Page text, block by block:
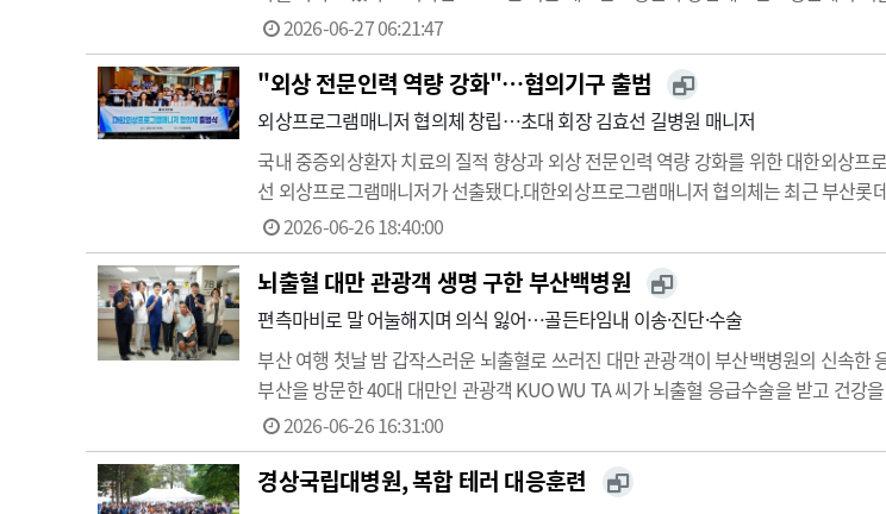
26일 밝혔다.단순 도입을 넘어 실제
속도를 낸다는 설명이…
2026-06-27 06:21:47
"외상 전문인력 역량 강화"…협의기구 출범
외상프로그램매니저 협의체 창립…초대 회장 김효선 길병원 매니저
국내 중증외상환자 치료의 질적 향상과 외상 전문인력 역량 강화를 위한 대한외상
선 외상프로그램매니저가 선출됐다.대한외상프로그램매니저 협의체는 최근 부산
한 가운데 창립 출범식을 개최했다.외상프로그램매니저와 외상코디네이터는 외상
인력 교육 및 행정 전반을 총괄하는 업무를 담당한다.미국 등 외상 선…
2026-06-26 18:40:00
뇌출혈 대만 관광객 생명 구한 부산백병원
편측마비로 말 어눌해지며 의식 잃어…골든타임내 이송·진단·수술
부산 여행 첫날 밤 갑작스러운 뇌출혈로 쓰러진 대만 관광객이 부산백병원의 신속
부산을 방문한 40대 대만인 관광객 KUO WU TA 씨가 뇌출혈 응급수술을 받고 건
입국했다. 카페 투어와 찜질방 방문 등 첫날 관광 일정을 마치고 숙소에서 휴식을 취
경 잠에…
2026-06-26 16:31:00
경상국립대병원, 복합 테러 대응훈련